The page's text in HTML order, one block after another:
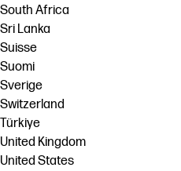
South Africa
Sri Lanka
Suisse
Suomi
Sverige
Switzerland
Türkiye
United Kingdom
United States